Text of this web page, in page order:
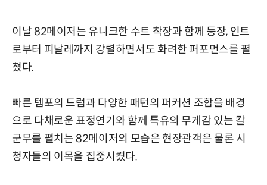
이날 82메이저는 유니크한 수트 착장과 함께 등장, 인트
로부터 피날레까지 강렬하면서도 화려한 퍼포먼스를 펼
쳤다.
빠른 템포의 드럼과 다양한 패턴의 퍼커션 조합을 배경
으로 다채로운 표정연기와 함께 특유의 무게감 있는 칼
군무를 펼치는 82메이저의 모습은 현장관객은 물론 시
청자들의 이목을 집중시켰다.